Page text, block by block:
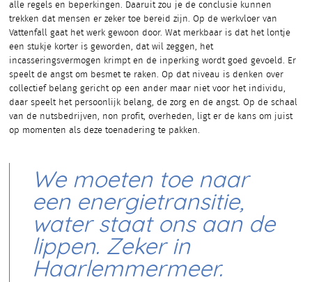
alle regels en beperkingen. Daaruit zou je de conclusie kunnen
trekken dat mensen er zeker toe bereid zijn. Op de werkvloer van
Vattenfall gaat het werk gewoon door. Wat merkbaar is dat het lontje
een stukje korter is geworden, dat wil zeggen, het
incasseringsvermogen krimpt en de inperking wordt goed gevoeld. Er
speelt de angst om besmet te raken. Op dat niveau is denken over
collectief belang gericht op een ander maar niet voor het individu,
daar speelt het persoonlijk belang, de zorg en de angst. Op de schaal
van de nutsbedrijven, non profit, overheden, ligt er de kans om juist
op momenten als deze toenadering te pakken.
We moeten toe naar
een energietransitie,
water staat ons aan de
lippen. Zeker in
Haarlemmermeer.